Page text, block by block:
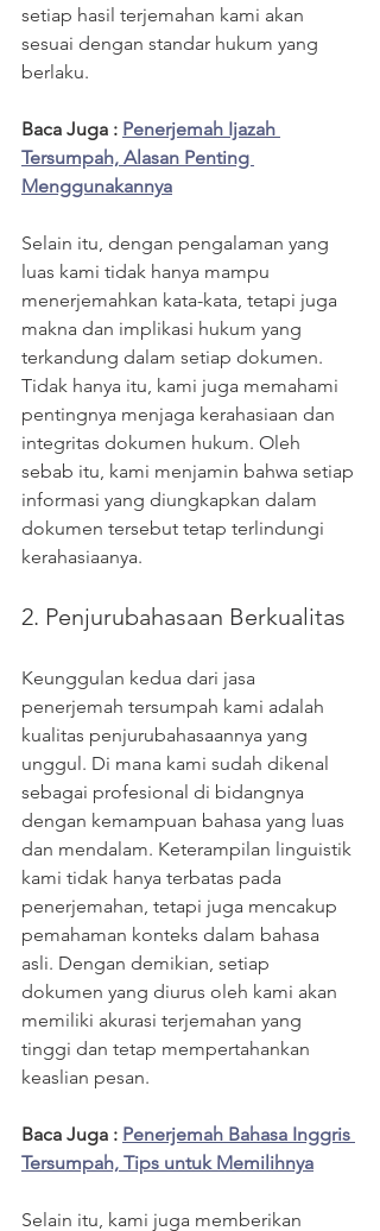
setiap hasil terjemahan kami akan
sesuai dengan standar hukum yang
berlaku.
Baca Juga : Penerjemah Ijazah
Tersumpah, Alasan Penting
Menggunakannya
Selain itu, dengan pengalaman yang
luas kami tidak hanya mampu
menerjemahkan kata-kata, tetapi juga
makna dan implikasi hukum yang
terkandung dalam setiap dokumen.
Tidak hanya itu, kami juga memahami
pentingnya menjaga kerahasiaan dan
integritas dokumen hukum. Oleh
sebab itu, kami menjamin bahwa setiap
informasi yang diungkapkan dalam
dokumen tersebut tetap terlindungi
kerahasiaanya.
2. Penjurubahasaan Berkualitas
Keunggulan kedua dari jasa
penerjemah tersumpah kami adalah
kualitas penjurubahasaannya yang
unggul. Di mana kami sudah dikenal
sebagai profesional di bidangnya
dengan kemampuan bahasa yang luas
dan mendalam. Keterampilan linguistik
kami tidak hanya terbatas pada
penerjemahan, tetapi juga mencakup
pemahaman konteks dalam bahasa
asli. Dengan demikian, setiap
dokumen yang diurus oleh kami akan
memiliki akurasi terjemahan yang
tinggi dan tetap mempertahankan
keaslian pesan.
Baca Juga : Penerjemah Bahasa Inggris
Tersumpah, Tips untuk Memilihnya
Selain itu, kami juga memberikan